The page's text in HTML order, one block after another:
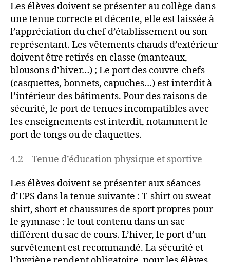
Les élèves doivent se présenter au collège dans
une tenue correcte et décente, elle est laissée à
l’appréciation du chef d’établissement ou son
représentant. Les vêtements chauds d’extérieur
doivent être retirés en classe (manteaux,
blousons d’hiver…) ; Le port des couvre-chefs
(casquettes, bonnets, capuches…) est interdit à
l’intérieur des bâtiments. Pour des raisons de
sécurité, le port de tenues incompatibles avec
les enseignements est interdit, notamment le
port de tongs ou de claquettes.
4.2 – Tenue d’éducation physique et sportive
Les élèves doivent se présenter aux séances
d’EPS dans la tenue suivante : T-shirt ou sweat-
shirt, short et chaussures de sport propres pour
le gymnase : le tout contenu dans un sac
différent du sac de cours. L’hiver, le port d’un
survêtement est recommandé. La sécurité et